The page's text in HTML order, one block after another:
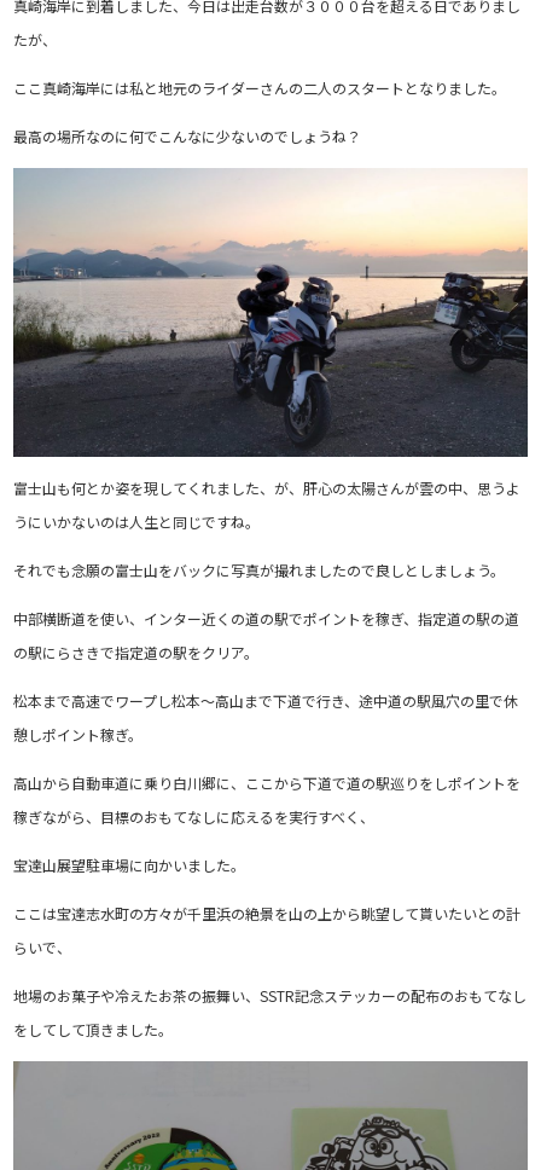
真崎海岸に到着しました、今日は出走台数が３０００台を超える日でありまし
たが、
ここ真崎海岸には私と地元のライダーさんの二人のスタートとなりました。
最高の場所なのに何でこんなに少ないのでしょうね？
富士山も何とか姿を現してくれました、が、肝心の太陽さんが雲の中、思うよ
うにいかないのは人生と同じですね。
それでも念願の富士山をバックに写真が撮れましたので良しとしましょう。
中部横断道を使い、インター近くの道の駅でポイントを稼ぎ、指定道の駅の道
の駅にらさきで指定道の駅をクリア。
松本まで高速でワープし松本～高山まで下道で行き、途中道の駅風穴の里で休
憩しポイント稼ぎ。
高山から自動車道に乗り白川郷に、ここから下道で道の駅巡りをしポイントを
稼ぎながら、目標のおもてなしに応えるを実行すべく、
宝達山展望駐車場に向かいました。
ここは宝達志水町の方々が千里浜の絶景を山の上から眺望して貰いたいとの計
らいで、
地場のお菓子や冷えたお茶の振舞い、SSTR記念ステッカーの配布のおもてなし
をしてして頂きました。